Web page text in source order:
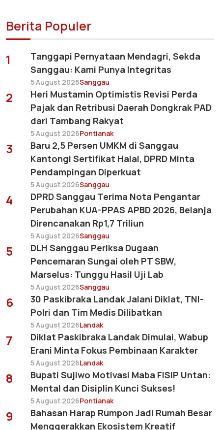
Berita Populer
1
Tanggapi Pernyataan Mendagri, Sekda
Sanggau: Kami Punya Integritas
5 August 2026Sanggau
2
Heri Mustamin Optimistis Revisi Perda
Pajak dan Retribusi Daerah Dongkrak PAD
dari Tambang Rakyat
5 August 2026Pontianak
3
Baru 2,5 Persen UMKM di Sanggau
Kantongi Sertifikat Halal, DPRD Minta
Pendampingan Diperkuat
5 August 2026Sanggau
4
DPRD Sanggau Terima Nota Pengantar
Perubahan KUA-PPAS APBD 2026, Belanja
Direncanakan Rp1,7 Triliun
5 August 2026Sanggau
5
DLH Sanggau Periksa Dugaan
Pencemaran Sungai oleh PT SBW,
Marselus: Tunggu Hasil Uji Lab
5 August 2026Sanggau
6
30 Paskibraka Landak Jalani Diklat, TNI-
Polri dan Tim Medis Dilibatkan
5 August 2026Landak
7
Diklat Paskibraka Landak Dimulai, Wabup
Erani Minta Fokus Pembinaan Karakter
5 August 2026Landak
8
Bupati Sujiwo Motivasi Maba FISIP Untan:
Mental dan Disiplin Kunci Sukses!
5 August 2026Pontianak
9
Bahasan Harap Rumpon Jadi Rumah Besar
Menggerakkan Ekosistem Kreatif